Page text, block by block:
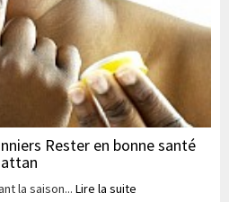
Rester en bonne santé
la saison... Lire la suite